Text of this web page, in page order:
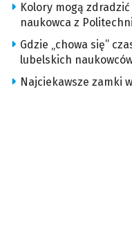
Kolory mogą
naukowca z
Gdzie „chowa się”
lubelskich
Najciekawsze zamki